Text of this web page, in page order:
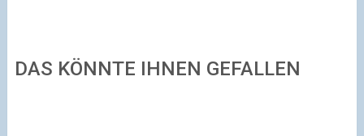
DAS KÖNNTE IHNEN GEFALLEN